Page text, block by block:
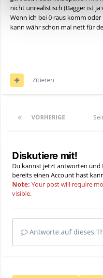
Monat zusätzlich. Wo ist
Stundensatz sein?
mit deinem 3,5 nicht
mehr zu beachten.
Nicht böse gemeint, erzähl
nicht unrealistisch (Bagger ist ja
Wenn ich bei 0 raus komm
kann währ schon mal nett für
Zitieren
VORHERIGE
Diskutiere mit!
Du kannst jetzt antworten und
bereits einen Account hast
Note: Your post will require
visible.
Antworte auf dieses